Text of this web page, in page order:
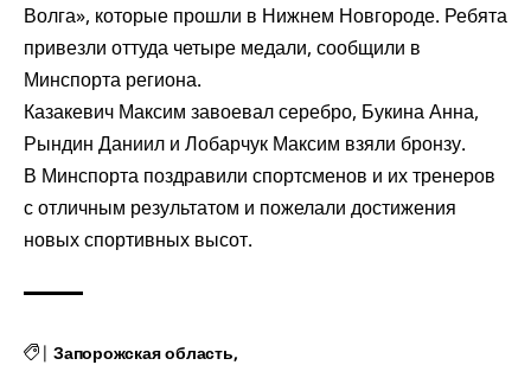
Волга», которые прошли в Нижнем Новгороде. Ребята
привезли оттуда четыре медали, сообщили в
Минспорта региона.
Казакевич Максим завоевал серебро, Букина Анна,
Рындин Даниил и Лобарчук Максим взяли бронзу.
В Минспорта поздравили спортсменов и их тренеров
с отличным результатом и пожелали достижения
новых спортивных высот.
| Запорожская область